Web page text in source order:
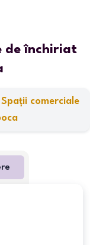
de închiriat
comerciale